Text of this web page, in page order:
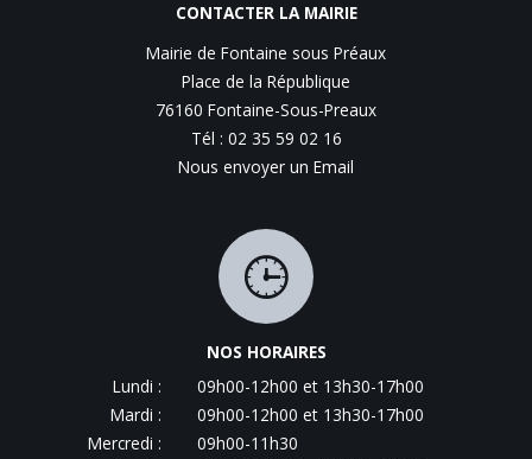
CONTACTER LA MAIRIE
Mairie de Fontaine sous Préaux
Place de la République
76160 Fontaine-Sous-Preaux
Tél : 02 35 59 02 16
Nous envoyer un Email
NOS HORAIRES
Lundi :
09h00-12h00 et 13h30-17h00
Mardi :
09h00-12h00 et 13h30-17h00
Mercredi :
09h00-11h30